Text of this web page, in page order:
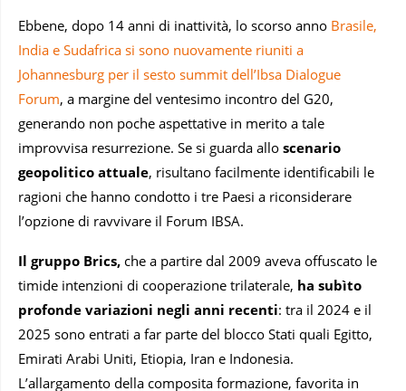
Ebbene, dopo 14 anni di inattività, lo scorso anno Brasile,
India e Sudafrica si sono nuovamente riuniti a
Johannesburg per il sesto summit dell’Ibsa Dialogue
Forum, a margine del ventesimo incontro del G20,
generando non poche aspettative in merito a tale
improvvisa resurrezione. Se si guarda allo scenario
geopolitico attuale, risultano facilmente identificabili le
ragioni che hanno condotto i tre Paesi a riconsiderare
l’opzione di ravvivare il Forum IBSA.
Il gruppo Brics, che a partire dal 2009 aveva offuscato le
timide intenzioni di cooperazione trilaterale, ha subìto
profonde variazioni negli anni recenti: tra il 2024 e il
2025 sono entrati a far parte del blocco Stati quali Egitto,
Emirati Arabi Uniti, Etiopia, Iran e Indonesia.
L’allargamento della composita formazione, favorita in